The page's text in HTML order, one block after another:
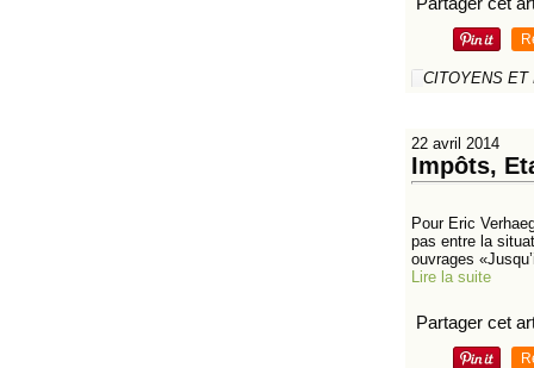
CITOYENS ET
22 avril 2014
Impôts,
Pour Eric
pas entre la
ouvrages
Lire la suite
Partager cet